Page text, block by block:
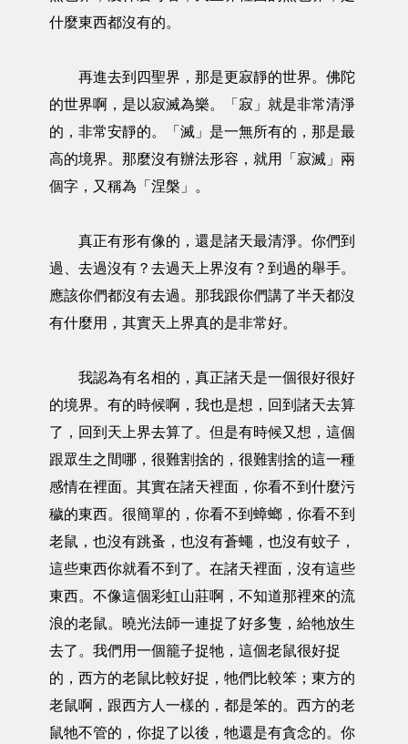
什麼東西都沒有的。
再進去到四聖界，那是更寂靜的世界。佛陀
的世界啊，是以寂滅為樂。「寂」就是非常清淨
的，非常安靜的。「滅」是一無所有的，那是最
高的境界。那麼沒有辦法形容，就用「寂滅」兩
個字，又稱為「涅槃」。
真正有形有像的，還是諸天最清淨。你們到
過、去過沒有？去過天上界沒有？到過的舉手。
應該你們都沒有去過。那我跟你們講了半天都沒
有什麼用，其實天上界真的是非常好。
我認為有名相的，真正諸天是一個很好很好
的境界。有的時候啊，我也是想，回到諸天去算
了，回到天上界去算了。但是有時候又想，這個
跟眾生之間哪，很難割捨的，很難割捨的這一種
感情在裡面。其實在諸天裡面，你看不到什麼污
穢的東西。很簡單的，你看不到蟑螂，你看不到
老鼠，也沒有跳蚤，也沒有蒼蠅，也沒有蚊子，
這些東西你就看不到了。在諸天裡面，沒有這些
東西。不像這個彩虹山莊啊，不知道那裡來的流
浪的老鼠。曉光法師一連捉了好多隻，給牠放生
去了。我們用一個籠子捉牠，這個老鼠很好捉
的，西方的老鼠比較好捉，牠們比較笨；東方的
老鼠啊，跟西方人一樣的，都是笨的。西方的老
鼠牠不管的，你捉了以後，牠還是有貪念的。你